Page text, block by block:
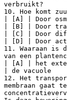
verbruikt?
10. Hoe komt
| [A] | Door
| [B] | Door
| [C] | Door
| [D] | Door
11. Waaraan is
van een
| [A] | het
| de vacuole
12. Het
membraan gaat